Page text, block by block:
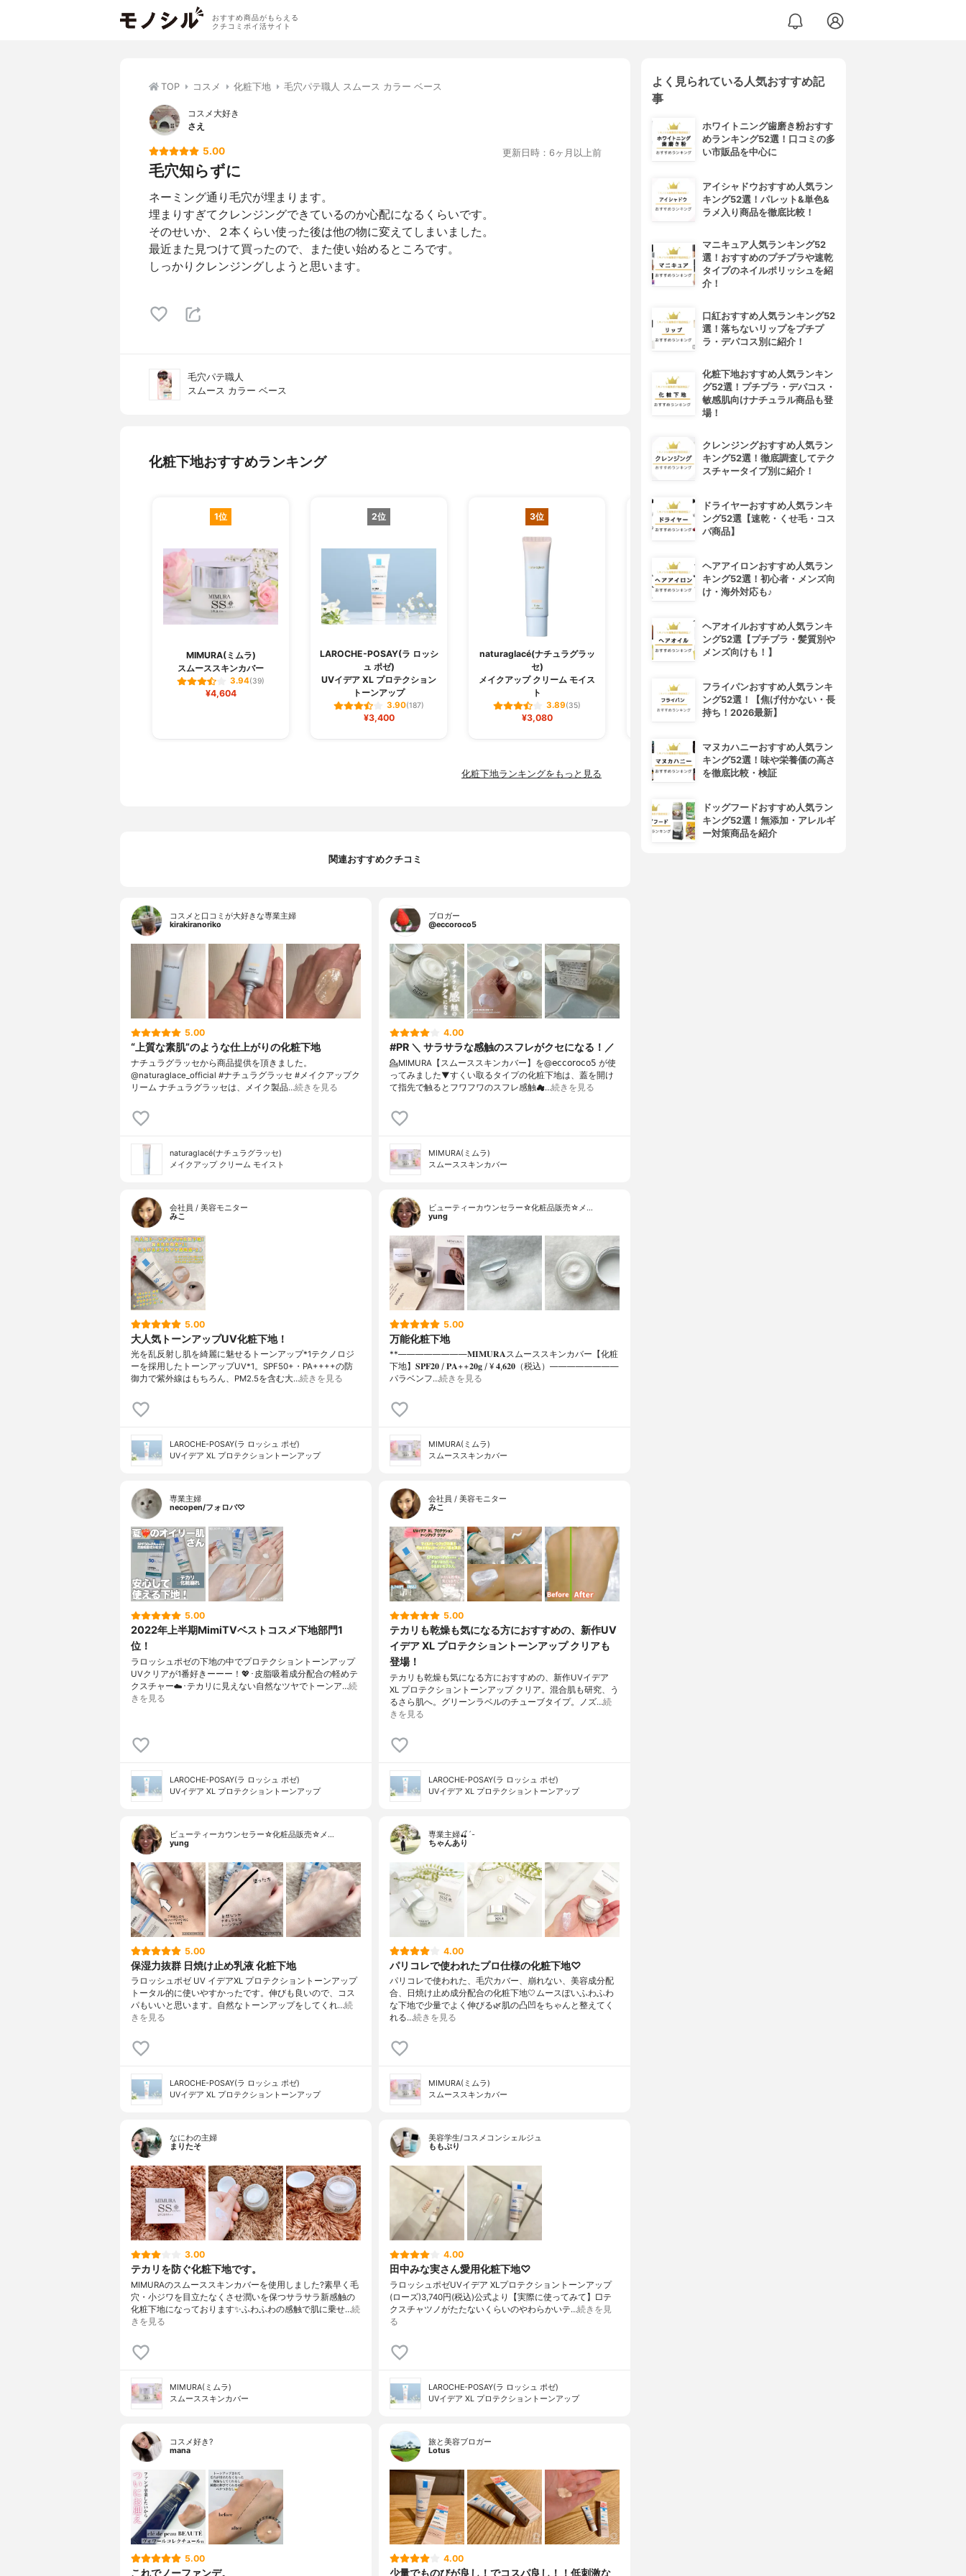
おすすめ商品がもらえる
クチコミポイ活サイト
TOP コスメ 化粧下地 毛穴パテ職人 スムース カラー ベース
コスメ大好き
さえ
5.00 更新日時：6ヶ月以上前
毛穴知らずに
ネーミング通り毛穴が埋まります。
埋まりすぎてクレンジングできているのか心配になるくらいです。
そのせいか、２本くらい使った後は他の物に変えてしまいました。
最近また見つけて買ったので、また使い始めるところです。
しっかりクレンジングしようと思います。
毛穴パテ職人
スムース カラー ベース
化粧下地おすすめランキング
1位
MIMURA(ミムラ)
スムーススキンカバー
3.94(39)
¥4,604
2位
LAROCHE-POSAY(ラ ロッシ
ュ ポゼ)
UVイデア XL プロテクション
トーンアップ
3.90(187)
¥3,400
3位
naturaglacé(ナチュラグラッ
セ)
メイクアップ クリーム モイス
ト
3.89(35)
¥3,080
4位
CEZANNE(セザンヌ)
3.87 (18)
¥748
化粧下地ランキングをもっと見る
関連おすすめクチコミ
コスメと口コミが大好きな専業主婦
kirakiranoriko
5.00
“上質な素肌”のような仕上がりの化粧下地
ナチュラグラッセから商品提供を頂きました。
@naturaglace_official #ナチュラグラッセ #メイクアップク
リーム ナチュラグラッセは、メイク製品…続きを見る
naturaglacé(ナチュラグラッセ)
メイクアップ クリーム モイスト
ブロガー
@eccoroco5
4.00
#PR ＼ サラサラな感触のスフレがクセになる！／
💁MIMURA【スムーススキンカバー】を@𝖾𝖼𝖼𝗈𝗋𝗈𝖼𝗈𝟧 が使
ってみました⁡⁡▼⁡すくい取るタイプの化粧下地は、蓋を開け
て指先で触るとフワフワのスフレ感触☁…続きを見る
MIMURA(ミムラ)
スムーススキンカバー
会社員 / 美容モニター
みこ
5.00
大人気トーンアップUV化粧下地！
光を乱反射し肌を綺麗に魅せるトーンアップ*1テクノロジ
ーを採用したトーンアップUV*1。SPF50+・PA++++の防
御力で紫外線はもちろん、PM2.5を含む大…続きを見る
LAROCHE-POSAY(ラ ロッシュ ポゼ)
UVイデア XL プロテクショントーンアップ
ビューティーカウンセラー☆化粧品販売☆メ…
yung
5.00
万能化粧下地
**⁡⁡⁡————————⁡𝐌𝐈𝐌𝐔𝐑𝐀スムーススキンカバー【化粧
下地】𝐒𝐏𝐅𝟐𝟎 / 𝐏𝐀++⁡𝟐𝟎𝐠 / ¥ 𝟒,𝟔𝟐𝟎（税込）⁡————————
パラベンフ…続きを見る
MIMURA(ミムラ)
スムーススキンカバー
専業主婦
necopen/フォロバ♡
5.00
2022年上半期MimiTVベストコスメ下地部門1
位！
ラロッシュポゼの下地の中でプロテクショントーンアップ
UVクリアが1番好きーーー！💖･皮脂吸着成分配合の軽めテ
クスチャー☁️･テカリに見えない自然なツヤでトーンア…続
きを見る
LAROCHE-POSAY(ラ ロッシュ ポゼ)
UVイデア XL プロテクショントーンアップ
会社員 / 美容モニター
みこ
5.00
テカリも乾燥も気になる方におすすめの、新作UV
イデア XL プロテクショントーンアップ クリアも
登場！
テカリも乾燥も気になる方におすすめの、新作UVイデア
XL プロテクショントーンアップ クリア。混合肌も研究、う
るさら肌へ。グリーンラベルのチューブタイプ。ノズ…続
きを見る
LAROCHE-POSAY(ラ ロッシュ ポゼ)
UVイデア XL プロテクショントーンアップ
ビューティーカウンセラー☆化粧品販売☆メ…
yung
5.00
保湿力抜群 日焼け止め乳液 化粧下地
ラロッシュポゼ UV イデアXL プロテクショントーンアップ
トータル的に使いやすかったです。伸びも良いので、コス
パもいいと思います。自然なトーンアップをしてくれ…続
きを見る
LAROCHE-POSAY(ラ ロッシュ ポゼ)
UVイデア XL プロテクショントーンアップ
専業主婦🍒´-
ちゃんあり
4.00
パリコレで使われたプロ仕様の化粧下地♡
パリコレで使われた、毛穴カバー、崩れない、美容成分配
合、日焼け止め成分配合の化粧下地🤍ムースぽいふわふわ
な下地で少量でよく伸びる🌿肌の凸凹をちゃんと整えてく
れる…続きを見る
MIMURA(ミムラ)
スムーススキンカバー
なにわの主婦
まりたそ
3.00
テカリを防ぐ化粧下地です。
MIMURAのスムーススキンカバーを使用しました?素早く毛
穴・小ジワを目立たなくさせ潤いを保つサラサラ新感触の
化粧下地になっております✨ふわふわの感触で肌に乗せ…続
きを見る
MIMURA(ミムラ)
スムーススキンカバー
美容学生/コスメコンシェルジュ
ももぷり
4.00
田中みな実さん愛用化粧下地♡
ラロッシュポゼUVイデア XLプロテクショントーンアップ
(ローズ)3,740円(税込)公式より【実際に使ってみて】□テ
クスチャツノがたたないくらいのやわらかいテ…続きを見
る
LAROCHE-POSAY(ラ ロッシュ ポゼ)
UVイデア XL プロテクショントーンアップ
コスメ好き?
mana
5.00
これでノーファンデ。
旅と美容ブロガー
Lotus
4.00
少量でものびが良し！でコスパ良し！！低刺激な
よく見られている人気おすすめ記
事
ホワイトニング歯磨き粉おすす
めランキング52選！口コミの多
い市販品を中心に
アイシャドウおすすめ人気ラン
キング52選！パレット&単色&
ラメ入り商品を徹底比較！
マニキュア人気ランキング52
選！おすすめのプチプラや速乾
タイプのネイルポリッシュを紹
介！
口紅おすすめ人気ランキング52
選！落ちないリップをプチプ
ラ・デパコス別に紹介！
化粧下地おすすめ人気ランキン
グ52選！プチプラ・デパコス・
敏感肌向けナチュラル商品も登
場！
クレンジングおすすめ人気ラン
キング52選！徹底調査してテク
スチャータイプ別に紹介！
ドライヤーおすすめ人気ランキ
ング52選【速乾・くせ毛・コス
パ商品】
ヘアアイロンおすすめ人気ラン
キング52選！初心者・メンズ向
け・海外対応も♪
ヘアオイルおすすめ人気ランキ
ング52選【プチプラ・髪質別や
メンズ向けも！】
フライパンおすすめ人気ランキ
ング52選！【焦げ付かない・長
持ち！2026最新】
マヌカハニーおすすめ人気ラン
キング52選！味や栄養価の高さ
を徹底比較・検証
ドッグフードおすすめ人気ラン
キング52選！無添加・アレルギ
ー対策商品を紹介